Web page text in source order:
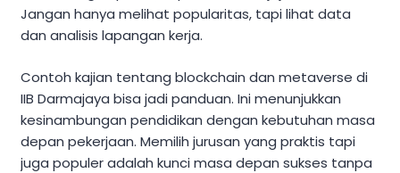
Jangan hanya melihat popularitas, tapi lihat data
dan analisis lapangan kerja.
Contoh kajian tentang blockchain dan metaverse di
IIB Darmajaya bisa jadi panduan. Ini menunjukkan
kesinambungan pendidikan dengan kebutuhan masa
depan pekerjaan. Memilih jurusan yang praktis tapi
juga populer adalah kunci masa depan sukses tanpa